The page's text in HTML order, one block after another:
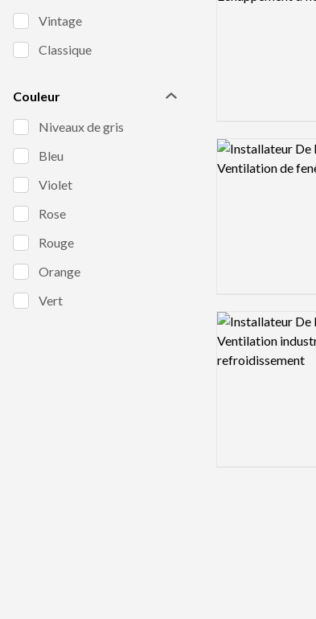
Vintage
Classique
Couleur
Niveaux de gris
Bleu
Violet
Rose
Rouge
Orange
Vert
Logo preview
Logo preview